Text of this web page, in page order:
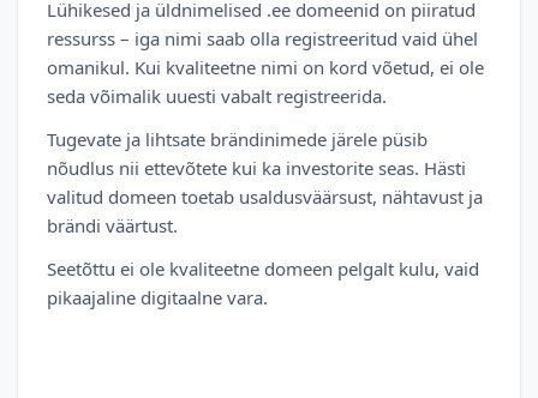
Lühikesed ja üldnimelised .ee domeenid on piiratud
ressurss – iga nimi saab olla registreeritud vaid ühel
omanikul. Kui kvaliteetne nimi on kord võetud, ei ole
seda võimalik uuesti vabalt registreerida.
Tugevate ja lihtsate brändinimede järele püsib
nõudlus nii ettevõtete kui ka investorite seas. Hästi
valitud domeen toetab usaldusväärsust, nähtavust ja
brändi väärtust.
Seetõttu ei ole kvaliteetne domeen pelgalt kulu, vaid
pikaajaline digitaalne vara.